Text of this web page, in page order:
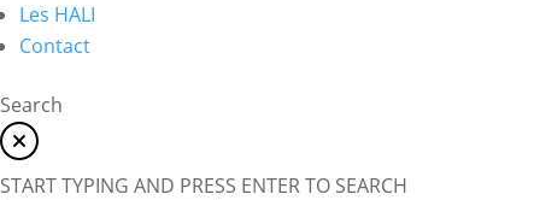
Les HALI
Contact
Search
START TYPING AND PRESS ENTER TO SEARCH